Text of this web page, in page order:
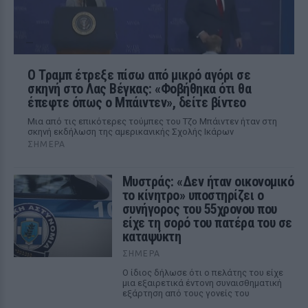
Ο Τραμπ έτρεξε πίσω από μικρό αγόρι σε
σκηνή στο Λας Βέγκας: «Φοβήθηκα ότι θα
έπεφτε όπως ο Μπάιντεν», δείτε βίντεο
Μια από τις επικότερες τούμπες του Τζο Μπάιντεν ήταν στη
σκηνή εκδήλωση της αμερικανικής Σχολής Ικάρων
ΣΉΜΕΡΑ
Μυστράς: «Δεν ήταν οικονομικό
το κίνητρο» υποστηρίζει ο
συνήγορος του 55χρονου που
είχε τη σορό του πατέρα του σε
καταψύκτη
ΣΉΜΕΡΑ
Ο ίδιος δήλωσε ότι ο πελάτης του είχε
μια εξαιρετικά έντονη συναισθηματική
εξάρτηση από τους γονείς του